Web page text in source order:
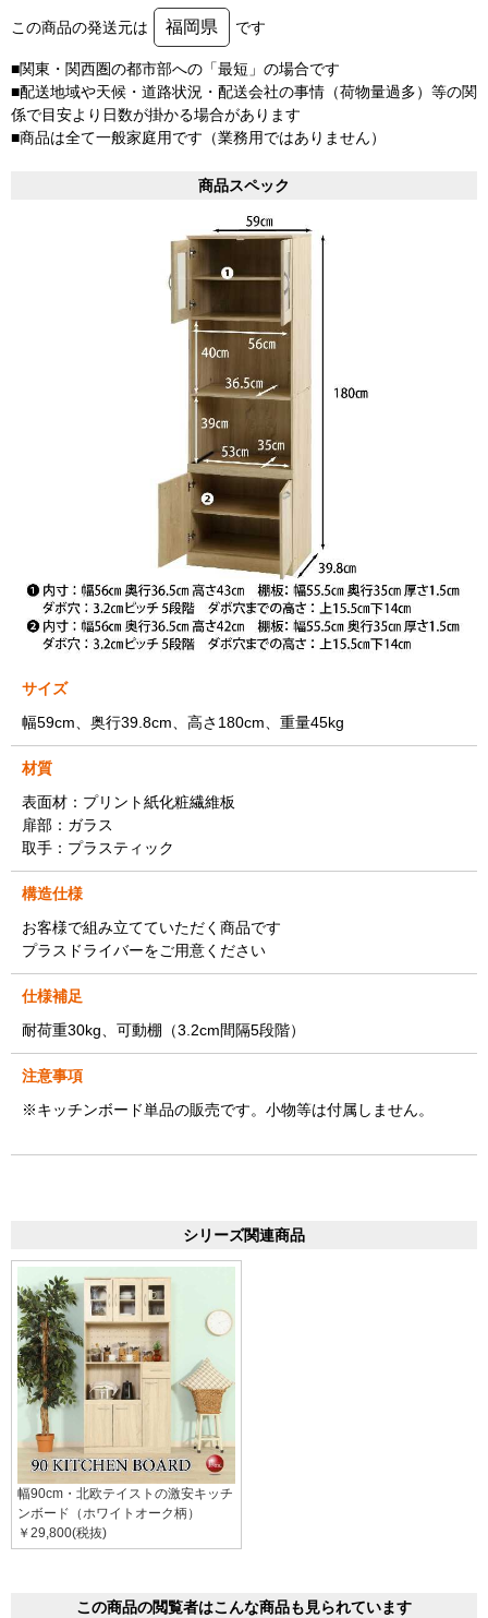
この商品の発送元は 福岡県 です
■関東・関西圏の都市部への「最短」の場合です
■配送地域や天候・道路状況・配送会社の事情（荷物量過多）等の関
係で目安より日数が掛かる場合があります
■商品は全て一般家庭用です（業務用ではありません）
商品スペック
サイズ
幅59cm、奥行39.8cm、高さ180cm、重量45kg
材質
表面材：プリント紙化粧繊維板
扉部：ガラス
取手：プラスティック
構造仕様
お客様で組み立てていただく商品です
プラスドライバーをご用意ください
仕様補足
耐荷重30kg、可動棚（3.2cm間隔5段階）
注意事項
※キッチンボード単品の販売です。小物等は付属しません。
シリーズ関連商品
幅90cm・北欧テイストの激安キッチ
ンボード（ホワイトオーク柄）
￥29,800(税抜)
この商品の閲覧者はこんな商品も見られています